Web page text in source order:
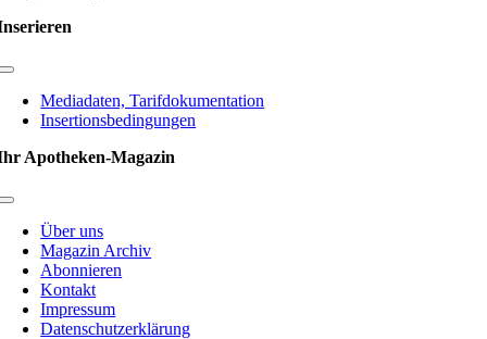
Toggle
NavigationMediadaten, Tarifdokumentation
Insertionsbedingungen
Apotheken-Magazin
Toggle
NavigationÜber uns
Magazin Archiv
Abonnieren
Kontakt
Impressum
Datenschutzerklärung